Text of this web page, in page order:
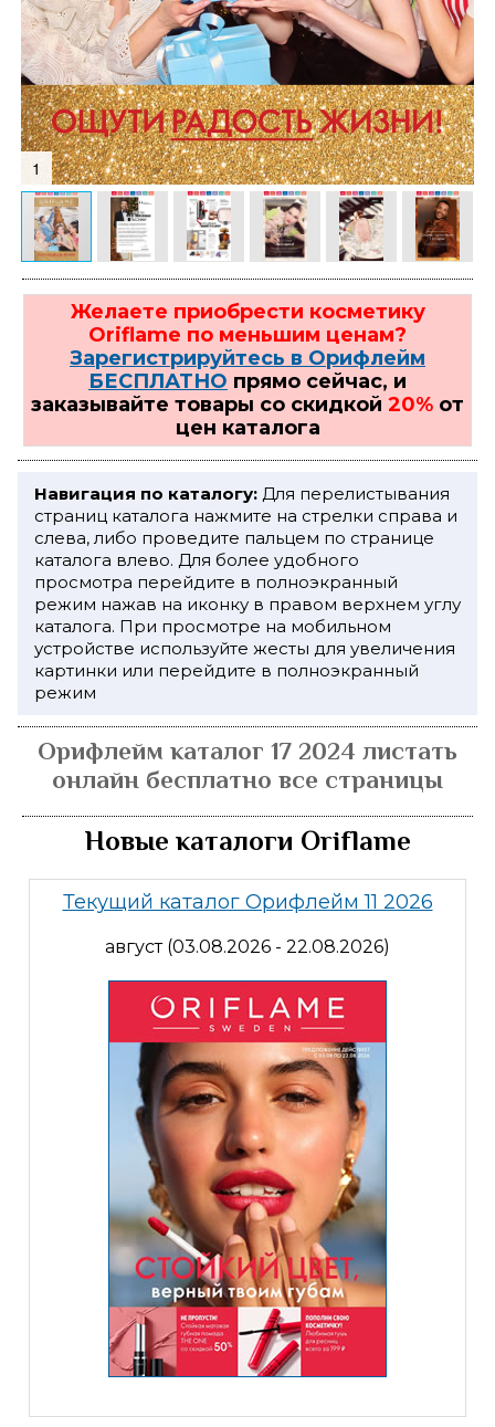
1
Желаете приобрести косметику
Oriflame по меньшим ценам?
Зарегистрируйтесь в Орифлейм
БЕСПЛАТНО прямо сейчас, и
заказывайте товары со скидкой 20% от
цен каталога
Навигация по каталогу: Для перелистывания
страниц каталога нажмите на стрелки справа и
слева, либо проведите пальцем по странице
каталога влево. Для более удобного
просмотра перейдите в полноэкранный
режим нажав на иконку в правом верхнем углу
каталога. При просмотре на мобильном
устройстве используйте жесты для увеличения
картинки или перейдите в полноэкранный
режим
Орифлейм каталог 17 2024 листать
онлайн бесплатно все страницы
Новые каталоги Oriflame
Текущий каталог Орифлейм 11 2026
август (03.08.2026 - 22.08.2026)